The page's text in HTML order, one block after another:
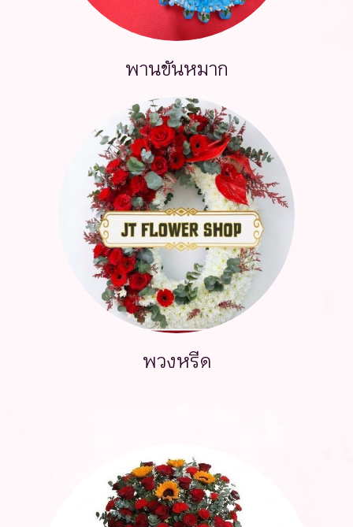
พานขันหมาก
พวงหรีด